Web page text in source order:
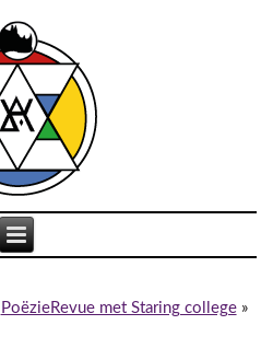
PoëzieRevue met Staring college»